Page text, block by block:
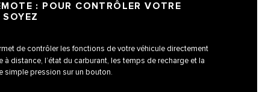
: POUR CONTRÔLER VOTRE
de contrôler les fonctions de votre véhicule directement
distance, l’état du carburant, les temps de recharge et la
simple pression sur un bouton.